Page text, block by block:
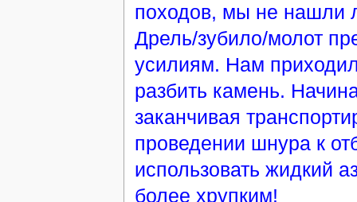
походов, мы не нашли
Дрель/зубило/молот
усилиям. Нам
разбить камень.
заканчивая
проведении шнура к
использовать жидкий
более хрупким!